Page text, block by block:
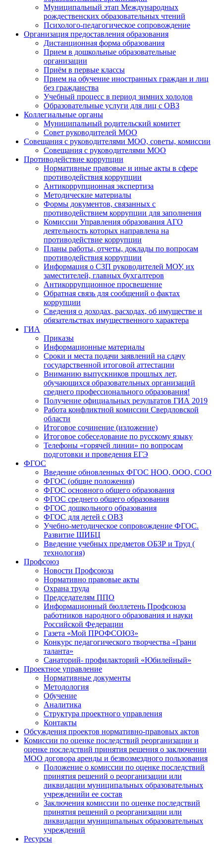
Муниципальный этап Международных
рождественских образовательных чтений
Психолого-педагогическое сопровождение
Организация предоставления образования
Дистанционная форма образования
Прием в дошкольные образовательные
организации
Приём в первые классы
Прием на обучение иностранных граждан и лиц
без гражданства
Учебный процесс в период зимних холодов
Образовательные услуги для лиц с ОВЗ
Коллегиальные органы
Муниципальный родительский комитет
Совет руководителей МОО
Совещания с руководителями МОО, советы, комиссии
Совещания с руководителями МОО
Противодействие коррупции
Нормативные правовые и иные акты в сфере
противодействия коррупции
Антикоррупционная экспертиза
Методические материалы
Формы документов, связанных с
противодействием коррупции для заполнения
Комиссии Управления образования АГО
деятельность которых направлена на
противодействие коррупции
Планы работы, отчеты, доклады по вопросам
противодействия коррупции
Информация о СЗП руководителей МОУ, их
заместителей, главных бухгалтеров
Антикоррупционное просвещение
Обратная связь для сообщений о фактах
коррупции
Сведения о доходах, расходах, об имуществе и
обязательствах имущественного характера
ГИА
Приказы
Информационные материалы
Сроки и места подачи заявлений на сдачу
государственной итоговой аттестации
Вниманию выпускников прошлых лет,
обучающихся образовательных организаций
среднего профессионального образования!
Получение официальных результатов ГИА 2019
Работа конфликтной комиссии Свердловской
области
Итоговое сочинение (изложение)
Итоговое собеседование по русскому языку
Телефоны «горячей линии» по вопросам
подготовки и проведения ЕГЭ
ФГОС
Введение обновленных ФГОС НОО, ООО, СОО
ФГОС (общие положения)
ФГОС основного общего образования
ФГОС среднего общего образования
ФГОС дошкольного образования
ФГОС для детей с ОВЗ
Учебно-методическое сопровождение ФГОС.
Развитие ШИБЦ
Введение учебных предметов ОБЗР и Труд (
технология)
Профсоюз
Новости Профсоюза
Нормативно правовые акты
Охрана труда
Председателям ППО
Информационный бюллетень Профсоюза
работников народного образования и науки
Российской Федерации
Газета «Мой ПРОФСОЮЗ»
Конкурс педагогического творчества «Грани
таланта»
Санаторий- профилакторий «Юбилейный»
Проектное управление
Нормативные документы
Методология
Обучение
Аналитика
Структура проектного управления
Контакты
Обсуждения проектов нормативно-правовых актов
Комиссии по оценке последствий реорганизации и
оценке последствий принятия решения о заключении
МОО договора аренды и безвозмездного пользования
Положение о комиссии по оценке последствий
принятия решений о реорганизации или
ликвидации муниципальных образовательных
учрежденийи ее состав
Заключения комиссии по оценке последствий
принятия решений о реорганизации или
ликвидации муниципальных образовательных
учреждений
Ресурсы